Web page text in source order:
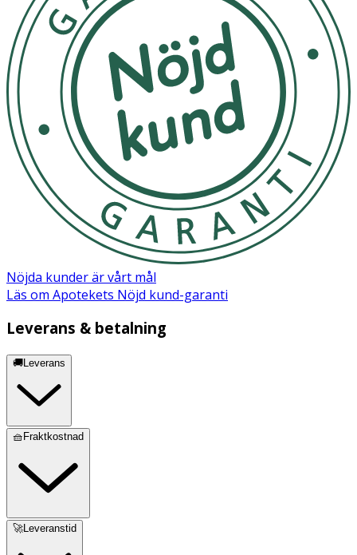
Nöjda kunder är vårt mål
Läs om Apotekets Nöjd kund-garanti
Leverans & betalning
🚚Leverans
🧺Fraktkostnad
🚀Leveranstid